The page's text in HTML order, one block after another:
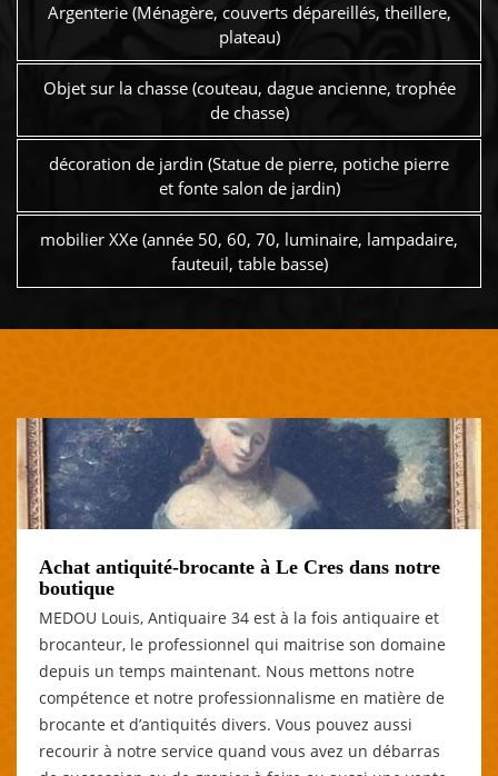
Argenterie (Ménagère, couverts dépareillés, theillere,
plateau)
Objet sur la chasse (couteau, dague ancienne, trophée
de chasse)
décoration de jardin (Statue de pierre, potiche pierre
et fonte salon de jardin)
mobilier XXe (année 50, 60, 70, luminaire, lampadaire,
fauteuil, table basse)
Achat antiquité-brocante à Le Cres dans notre
boutique
MEDOU Louis, Antiquaire 34 est à la fois antiquaire et
brocanteur, le professionnel qui maitrise son domaine
depuis un temps maintenant. Nous mettons notre
compétence et notre professionnalisme en matière de
brocante et d’antiquités divers. Vous pouvez aussi
recourir à notre service quand vous avez un débarras